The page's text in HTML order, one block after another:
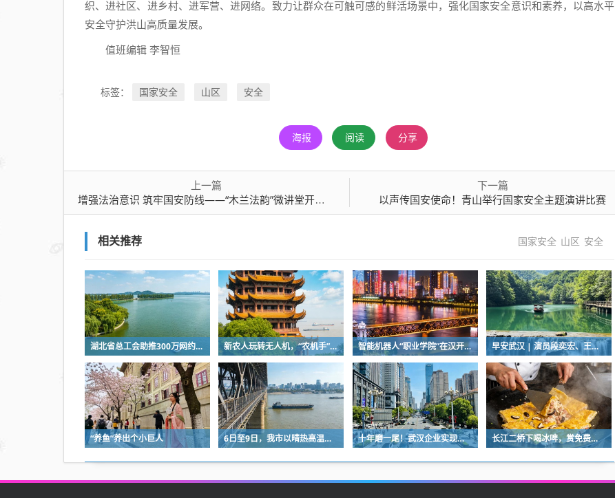
织、进社区、进乡村、进军营、进网络。致力让群众在可触可感的鲜活场景中，强化国家安全意识和素养，以高水平
安全守护洪山高质量发展。
值班编辑 李智恒
标签： 国家安全 山区 安全
海报 阅读 分享
上一篇
增强法治意识 筑牢国安防线——“木兰法韵”微讲堂开课了！
下一篇
以声传国安使命！青山举行国家安全主题演讲比赛
相关推荐 国家安全 山区 安全
湖北省总工会助推300万网约车司机降佣金 新农人玩转无人机，“农机手”赛项最热门 智能机器人“职业学院”在汉开学，教材就是人类的一举一动 早安武汉 | 演员段奕宏、王雷，在武汉获聘
“养鱼”养出个小巨人 6日至9日，我市以晴热高温天气为主 十年磨一尾！武汉企业实现圆口铜鱼规模化繁育 长江二桥下喝冰啤，赏免费音乐